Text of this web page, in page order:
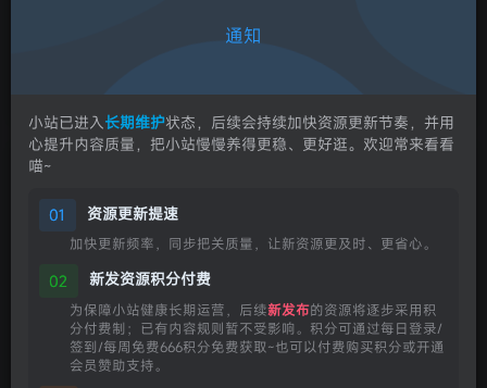
全部
Yuki
8个月前更新 72次阅读
关注
通知
小站已进入长期维护状态，后续会持续加快资源更新节奏，并用
心提升内容质量，把小站慢慢养得更稳、更好逛。欢迎常来看看
喵~
01 资源更新提速
加快更新频率，同步把关质量，让新资源更及时、更省心。
02 新发资源积分付费
为保障小站健康长期运营，后续新发布的资源将逐步采用积
分付费制；已有内容规则暂不受影响。积分可通过每日登录/
签到/每周免费666积分免费获取~也可以付费购买积分或开通
会员赞助支持。